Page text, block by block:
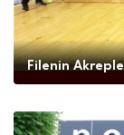
Filenin